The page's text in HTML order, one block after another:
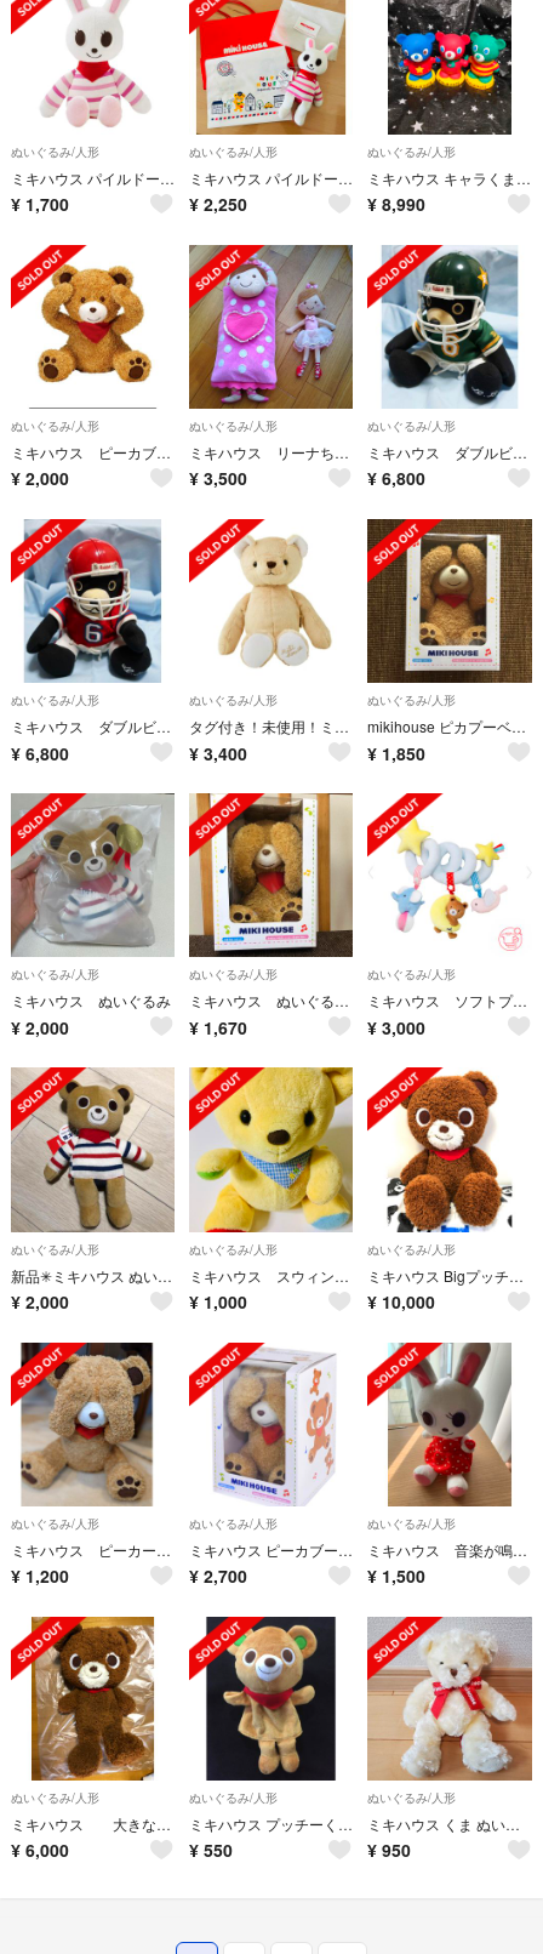
ぬいぐるみ/人形
ミキハウス パイルドール うさこ ぬいぐるみ 新品未使用
¥ 1,700
ぬいぐるみ/人形
ミキハウス パイルドール うさこ ぬいぐるみ
¥ 2,250
ぬいぐるみ/人形
ミキハウス キャラくま ノベルティ 3点 コンプリート 未使用難あり 当時物 レ
¥ 8,990
ぬいぐるみ/人形
ミキハウス ピーカブーベア
¥ 2,000
ぬいぐるみ/人形
ミキハウス リーナちゃん ティッシュケース
¥ 3,500
ぬいぐるみ/人形
ミキハウス ダブルビー ぬいぐるみ（緑）
¥ 6,800
ぬいぐるみ/人形
ミキハウス ダブルビー ぬいぐるみ（赤）
¥ 6,800
ぬいぐるみ/人形
タグ付き！未使用！ミキハウス マイクロファーベア くま ぬいぐるみ
¥ 3,400
ぬいぐるみ/人形
mikihouse ピカプーベア ぬいぐるみ
¥ 1,850
ぬいぐるみ/人形
ミキハウス ぬいぐるみ
¥ 2,000
ぬいぐるみ/人形
ミキハウス ぬいぐるみ ピーカブーベア くま mikihouse
¥ 1,670
ぬいぐるみ/人形
ミキハウス ソフトプレイジム くま ぞう 小鳥
¥ 3,000
ぬいぐるみ/人形
新品✳︎ミキハウス ぬいぐるみ
¥ 2,000
ぬいぐるみ/人形
ミキハウス スウィングベア くま ぬいぐるみ
¥ 1,000
ぬいぐるみ/人形
ミキハウス Bigプッチー君 うさこちゃん B君 ぬいぐるみ 人形
¥ 10,000
ぬいぐるみ/人形
ミキハウス ピーカーブーベア
¥ 1,200
ぬいぐるみ/人形
ミキハウス ピーカブーベア
¥ 2,700
ぬいぐるみ/人形
ミキハウス 音楽が鳴るうさぎぬいぐるみ
¥ 1,500
ぬいぐるみ/人形
ミキハウス 大きなぬいぐるみ
¥ 6,000
ぬいぐるみ/人形
ミキハウス プッチーくん パペット
¥ 550
ぬいぐるみ/人形
ミキハウス くま ぬいぐるみ
¥ 950